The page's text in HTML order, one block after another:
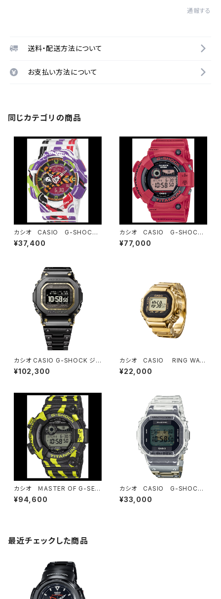
通報する
送料・配送方法について
お支払い方法について
同じカテゴリの商品
カシオ CASIO G-SHOCK
ジーショック エヴァンゲリオ
ンコラボレーションモデル GA
¥37,400
カシオ CASIO G-SHOCK
ジーショック GW-8230NT
-4JR FROGMAN30周年記
¥77,000
カシオ CASIO G-SHOCK ジ
ーショック FULL METAL GM
W-BZ5000BD-1JF Partner
¥102,300
カシオ CASIO RING WAT
CH CRW-001G-9JR
¥22,000
カシオ ＭASTER OF G-SEA
FROGMAN GW-8200TPF
-1JR
¥94,600
カシオ CASIO G-SHOCK
ジーショック 40th Anniver
sary CLEAR REMIX DWE-5
¥33,000
最近チェックした商品